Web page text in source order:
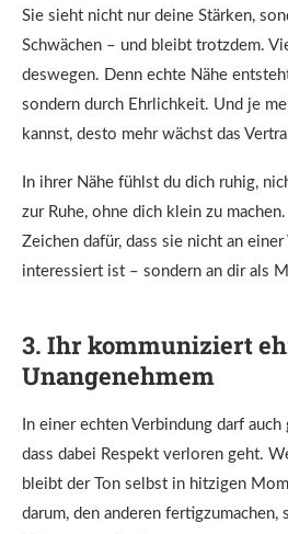
Sie sieht nicht nur deine Stärken,
Schwächen – und bleibt trotzdem.
deswegen. Denn echte Nähe
sondern durch Ehrlichkeit. Und je
kannst, desto mehr wächst das
In ihrer Nähe fühlst du dich ruhig,
zur Ruhe, ohne dich klein zu
Zeichen dafür, dass sie nicht an
interessiert ist – sondern an dir als
3. Ihr kommuniziert
Unangenehmem
In einer echten Verbindung darf
dass dabei Respekt verloren geht.
bleibt der Ton selbst in hitzigen
darum, den anderen fertigzumachen,